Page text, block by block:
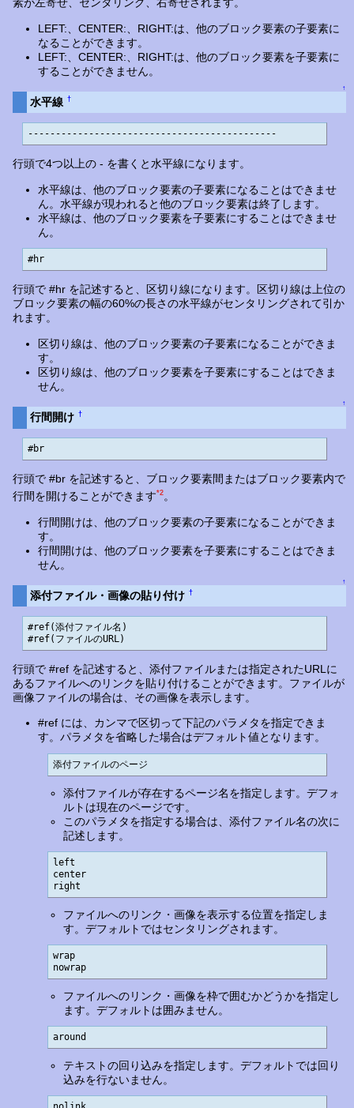
素が左寄せ、センタリング、右寄せされます。
LEFT:、CENTER:、RIGHT:は、他のブロック要素の子要素に
なることができます。
LEFT:、CENTER:、RIGHT:は、他のブロック要素を子要素に
することができません。
↑
水平線 †
---------------------------------------------
行頭で4つ以上の - を書くと水平線になります。
水平線は、他のブロック要素の子要素になることはできませ
ん。水平線が現われると他のブロック要素は終了します。
水平線は、他のブロック要素を子要素にすることはできませ
ん。
#hr
行頭で #hr を記述すると、区切り線になります。区切り線は上位の
ブロック要素の幅の60%の長さの水平線がセンタリングされて引か
れます。
区切り線は、他のブロック要素の子要素になることができま
す。
区切り線は、他のブロック要素を子要素にすることはできま
せん。
↑
行間開け †
#br
行頭で #br を記述すると、ブロック要素間またはブロック要素内で
行間を開けることができます*2 。
行間開けは、他のブロック要素の子要素になることができま
す。
行間開けは、他のブロック要素を子要素にすることはできま
せん。
↑
添付ファイル・画像の貼り付け †
#ref(添付ファイル名)
#ref(ファイルのURL)
行頭で #ref を記述すると、添付ファイルまたは指定されたURLに
あるファイルへのリンクを貼り付けることができます。ファイルが
画像ファイルの場合は、その画像を表示します。
#ref には、カンマで区切って下記のパラメタを指定できま
す。パラメタを省略した場合はデフォルト値となります。
添付ファイルのページ
添付ファイルが存在するページ名を指定します。デフォ
ルトは現在のページです。
このパラメタを指定する場合は、添付ファイル名の次に
記述します。
left
center
right
ファイルへのリンク・画像を表示する位置を指定しま
す。デフォルトではセンタリングされます。
wrap
nowrap
ファイルへのリンク・画像を枠で囲むかどうかを指定し
ます。デフォルトは囲みません。
around
テキストの回り込みを指定します。デフォルトでは回り
込みを行ないません。